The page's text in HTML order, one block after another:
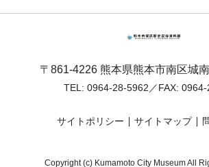
〒861-4226 熊本県熊本市南区城
TEL: 0964-28-5962 ／FAX:
サイトポリシー サイトマップ
Copyright (c) Kumamoto City Museum All